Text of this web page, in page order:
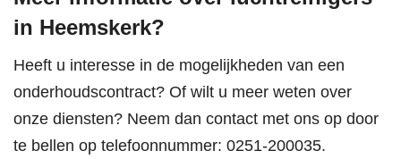
in Heemskerk?
Heeft u interesse in de mogelijkheden van een
onderhoudscontract? Of wilt u meer weten over
onze diensten? Neem dan contact met ons op door
te bellen op telefoonnummer: 0251-200035.